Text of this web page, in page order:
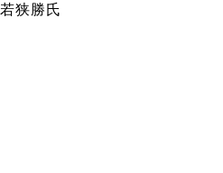
若狭勝氏